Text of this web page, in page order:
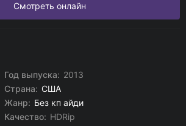
Смотреть онлайн
Год выпуска: 2013
Страна: США
Жанр: Без кп айди
Качество: HDRip